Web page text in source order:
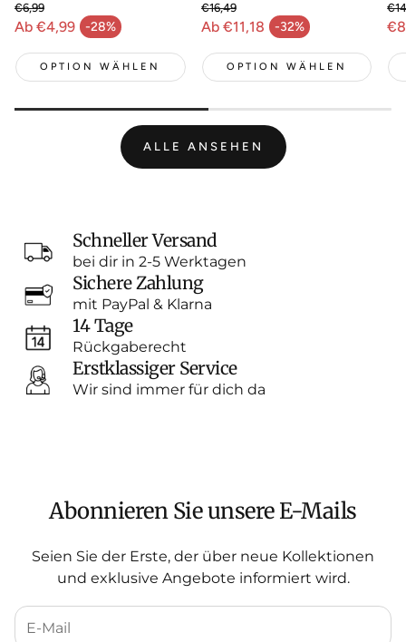
Ab €4,99 -28%
Verkaufspreis
Normaler Preis
€6,99
OPTION WÄHLEN
Ab €11,18 -32%
Verkaufspreis
Normaler Preis
€16,49
OPTION WÄHLEN
ALLE ANSEHEN
Schneller Versand
bei dir in 2-5 Werktagen
Sichere Zahlung
mit PayPal & Klarna
14 Tage
Rückgaberecht
Erstklassiger Service
Wir sind immer für dich da
Abonnieren Sie unsere E-Mails
Seien Sie der Erste, der über neue Kollektionen
und exklusive Angebote informiert wird.